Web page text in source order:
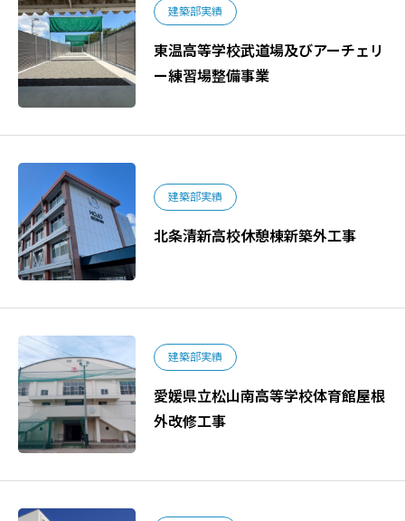
建築部実績
東温高等学校武道場及びアーチェリ
ー練習場整備事業
建築部実績
北条清新高校休憩棟新築外工事
建築部実績
愛媛県立松山南高等学校体育館屋根
外改修工事